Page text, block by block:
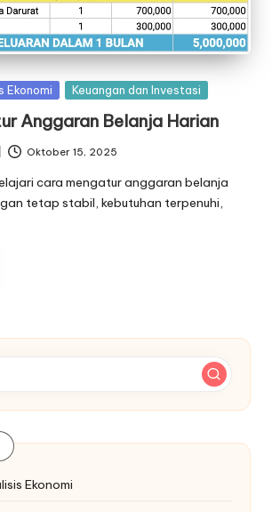
Ekonomi Keuangan dan Investasi
Anggaran Belanja Harian
Oktober 15, 2025
cara mengatur anggaran belanja
tetap stabil, kebutuhan terpenuhi,
Ekonomi